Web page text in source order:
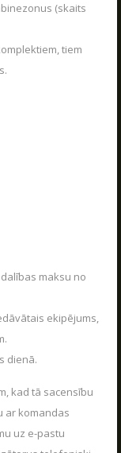
(skaits
tiem
maksu no
ekipējums,
dienā.
kad tā sacensību
ar komandas
uz e-pastu
1" Siguldā.
visu